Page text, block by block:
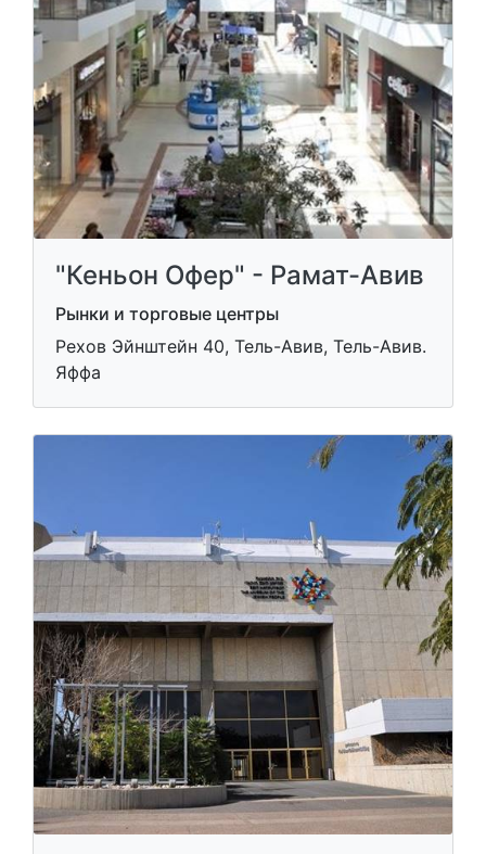
"Кеньон Офер" - Рамат-Авив
Рынки и торговые центры
Рехов Эйнштейн 40, Тель-Авив, Тель-Авив.
Яффа